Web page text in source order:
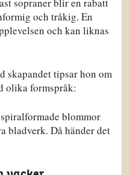
sopraner blir en rabatt
och tråkig. En
och kan liknas
skapandet tipsar hon om
olika formspråk:
blommor
bladverk. Då händer det